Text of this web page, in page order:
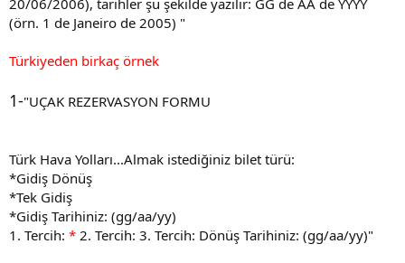
20/06/2006), tarihler şu şekilde yazılır: GG de AA de YYYY
(örn. 1 de Janeiro de 2005) "
Türkiyeden birkaç örnek
1-"UÇAK REZERVASYON FORMU​
Türk Hava Yolları...Almak istediğiniz bilet türü:
*Gidiş Dönüş
*Tek Gidiş
*Gidiş Tarihiniz: (gg/aa/yy)
1. Tercih: * 2. Tercih: 3. Tercih: Dönüş Tarihiniz: (gg/aa/yy)"​